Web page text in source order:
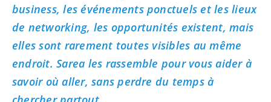
business, les événements ponctuels et les lieux
de networking, les opportunités existent, mais
elles sont rarement toutes visibles au même
endroit. Sarea les rassemble pour vous aider à
savoir où aller, sans perdre du temps à